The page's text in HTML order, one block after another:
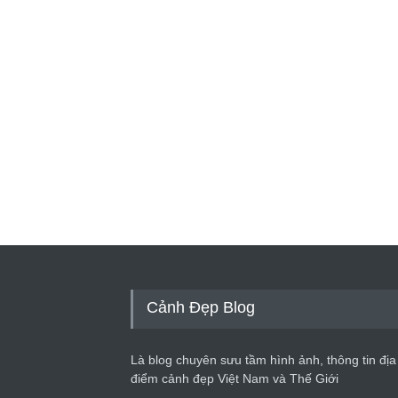
Cảnh Đẹp Blog
Là blog chuyên sưu tầm hình ảnh, thông tin địa
điểm cảnh đẹp Việt Nam và Thế Giới